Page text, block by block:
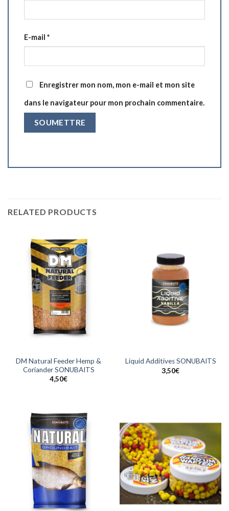
E-mail *
Enregistrer mon nom, mon e-mail et mon site
dans le navigateur pour mon prochain commentaire.
RELATED PRODUCTS
DM Natural Feeder Hemp &
Coriander SONUBAITS
4,50€
Liquid Additives SONUBAITS
3,50€